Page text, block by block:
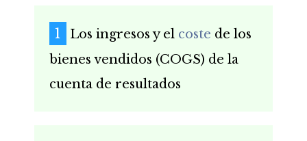
Los ingresos y el coste de los
bienes vendidos (COGS) de la
cuenta de resultados